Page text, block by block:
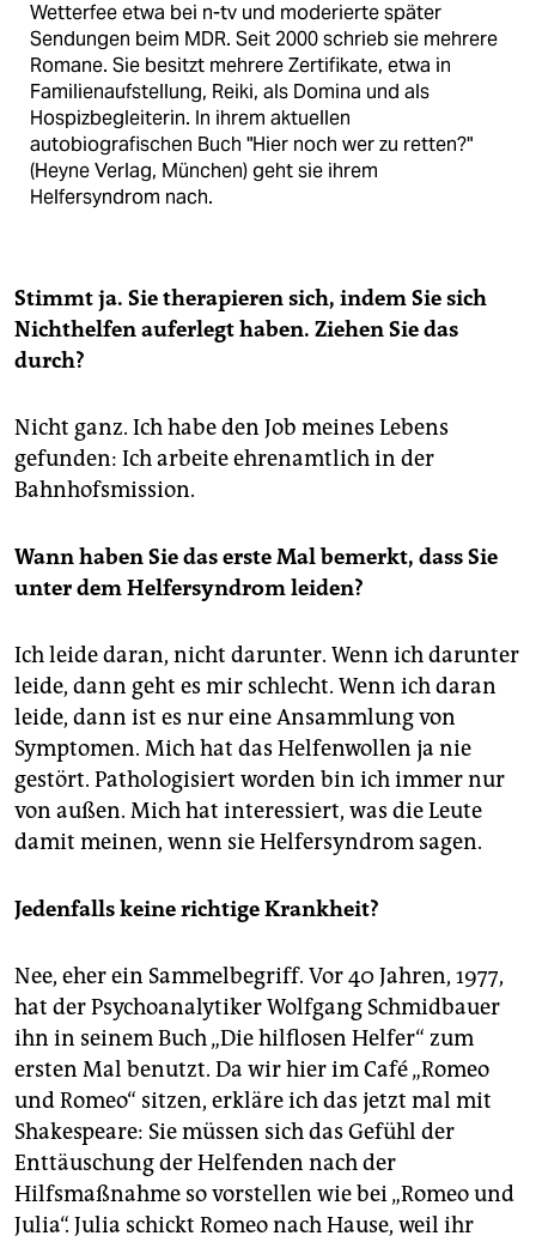
Wetterfee etwa bei n-tv und moderierte später
Sendungen beim MDR. Seit 2000 schrieb sie mehrere
Romane. Sie besitzt mehrere Zertifikate, etwa in
Familienaufstellung, Reiki, als Domina und als
Hospizbegleiterin. In ihrem aktuellen
autobiografischen Buch "Hier noch wer zu retten?"
(Heyne Verlag, München) geht sie ihrem
Helfersyndrom nach.
Stimmt ja. Sie therapieren sich, indem Sie sich
Nichthelfen auferlegt haben. Ziehen Sie das
durch?
Nicht ganz. Ich habe den Job meines Lebens
gefunden: Ich arbeite ehrenamtlich in der
Bahnhofsmission.
Wann haben Sie das erste Mal bemerkt, dass Sie
unter dem Helfer­syndrom leiden?
Ich leide daran, nicht darunter. Wenn ich darunter
leide, dann geht es mir schlecht. Wenn ich daran
leide, dann ist es nur eine Ansammlung von
Symptomen. Mich hat das Helfenwollen ja nie
gestört. Pathologisiert worden bin ich immer nur
von außen. Mich hat interessiert, was die Leute
damit meinen, wenn sie Helfersyndrom sagen.
Jedenfalls keine richtige Krankheit?
Nee, eher ein Sammelbegriff. Vor 40 Jahren, 1977,
hat der Psychoanalytiker Wolfgang Schmidbauer
ihn in seinem Buch „Die hilflosen Helfer“ zum
ersten Mal benutzt. Da wir hier im Café „Romeo
und Romeo“ sitzen, erkläre ich das jetzt mal mit
Shakespeare: Sie müssen sich das Gefühl der
Enttäuschung der Helfenden nach der
Hilfsmaßnahme so vorstellen wie bei „Romeo und
Julia“. Julia schickt Romeo nach Hause, weil ihr